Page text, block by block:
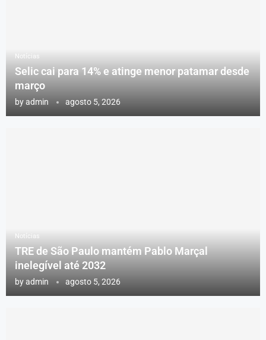
Notícias
Selic cai para 14% e atinge menor patamar desde
março
byadmin agosto 5, 2026
Notícias
TRE de São Paulo mantém Pablo Marçal
inelegível até 2032
byadmin agosto 5, 2026